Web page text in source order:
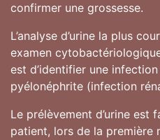
confirmer une grossesse.
L’analyse d’urine la plus
examen
est d’identifier une
pyélonéphrite (infection
Le prélèvement d’urine est
patient, lors de la première